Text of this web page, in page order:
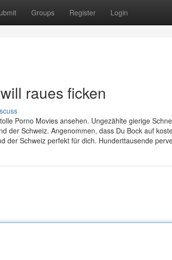
Groups Register Login
raues ficken
Porno Movies ansehen. Ungezählte gierige
der Schweiz. Angenommen, dass Du Bock auf
der Schweiz perfekt für dich. Hunderttausende